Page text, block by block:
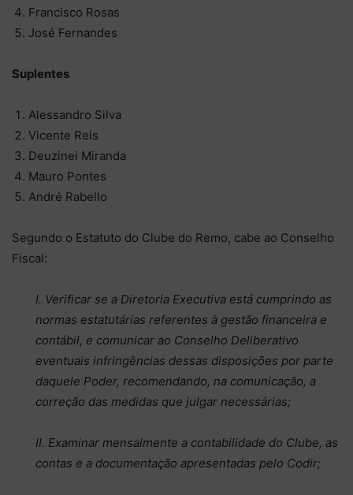
Francisco Rosas
José Fernandes
Suplentes
Alessandro Silva
Vicente Reis
Deuzinei Miranda
Mauro Pontes
André Rabello
Segundo o Estatuto do Clube do Remo, cabe ao Conselho
Fiscal:
I. Verificar se a Diretoria Executiva está cumprindo as
normas estatutárias referentes à gestão financeira e
contábil, e comunicar ao Conselho Deliberativo
eventuais infringências dessas disposições por parte
daquele Poder, recomendando, na comunicação, a
correção das medidas que julgar necessárias;
II. Examinar mensalmente a contabilidade do Clube, as
contas e a documentação apresentadas pelo Codir;